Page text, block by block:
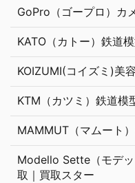
GoPro（ゴープロ）カ
KATO（カトー）鉄道
KOIZUMI(コイズミ)美
KTM（カツミ）鉄道模
MAMMUT（マムート
Modello Sette（モデ
取｜買取スター